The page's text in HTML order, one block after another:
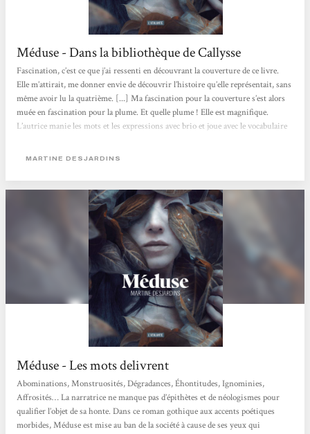
Méduse - Dans la bibliothèque de Callysse
Fascination, c’est ce que j’ai ressenti en découvrant la couverture de ce livre.
Elle m’attirait, me donner envie de découvrir l’histoire qu’elle représentait, sans
même avoir lu la quatrième. [...] Ma fascination pour la couverture s’est alors
muée en fascination pour la plume. Et quelle plume ! Elle est magnifique.
L’autrice manie les mots et les expressions avec brio et joue avec le vocabulaire
l’histoire de la Méduse mythologique à celle de sa Méduse. Il y a une telle
MARTINE DESJARDINS
Méduse - Les mots delivrent
Abominations, Monstruosités, Dégradances, Éhontitudes, Ignominies,
Affrosités… La narratrice ne manque pas d’épithètes et de néologismes pour
qualifier l’objet de sa honte. Dans ce roman gothique aux accents poétiques
morbides, Méduse est mise au ban de la société à cause de ses yeux qui